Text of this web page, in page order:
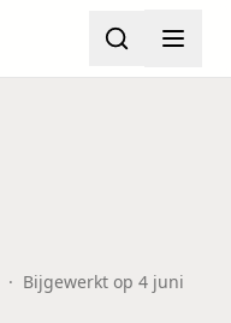
· Bijgewerkt op 4 juni